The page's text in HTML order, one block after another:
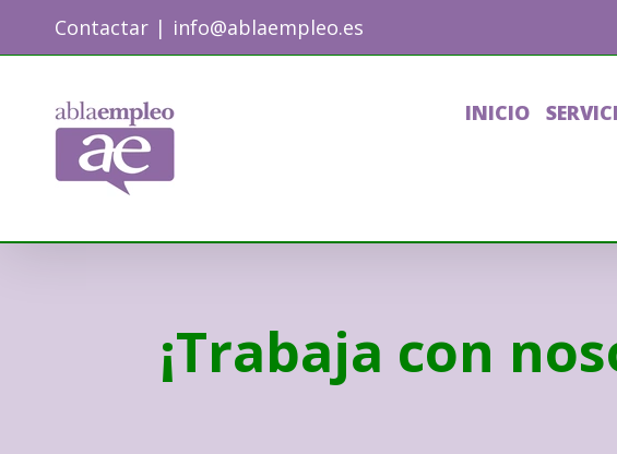
Contactar | info@ablaempleo.es
INICIO
¡Trabaja con